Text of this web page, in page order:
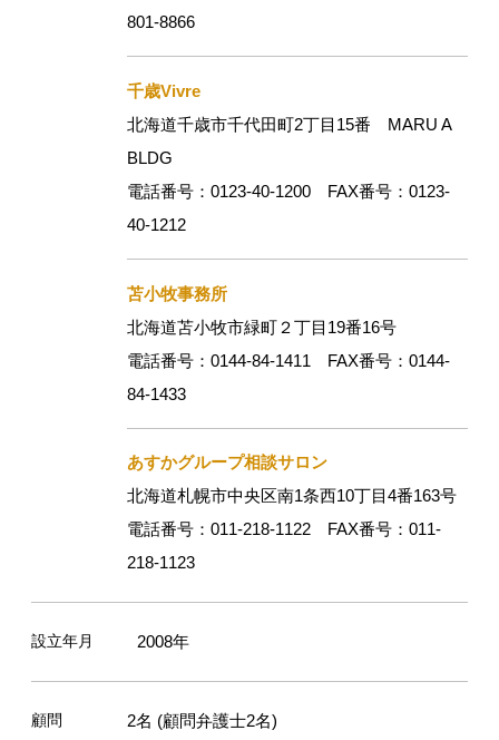
801-8866
千歳Vivre
北海道千歳市千代田町2丁目15番 MARU A
BLDG
電話番号：0123-40-1200 FAX番号：0123-
40-1212
苫小牧事務所
北海道苫小牧市緑町２丁目19番16号
電話番号：0144-84-1411 FAX番号：0144-
84-1433
あすかグループ相談サロン
北海道札幌市中央区南1条西10丁目4番163号
電話番号：011-218-1122 FAX番号：011-
218-1123
設立年月 2008年
顧問 2名 (顧問弁護士2名)